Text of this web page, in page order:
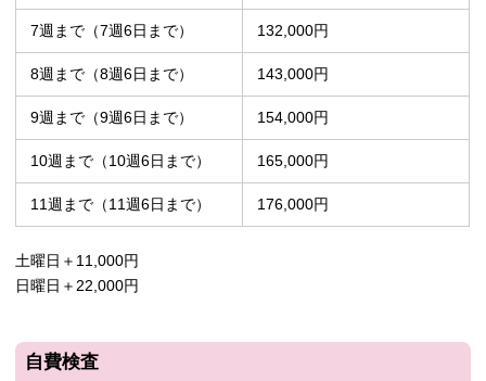
7週まで（7週6日まで） 132,000円
8週まで（8週6日まで） 143,000円
9週まで（9週6日まで） 154,000円
10週まで（10週6日まで） 165,000円
11週まで（11週6日まで） 176,000円
土曜日＋11,000円
日曜日＋22,000円
自費検査